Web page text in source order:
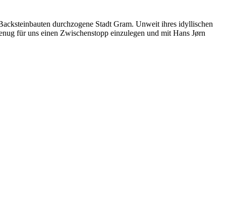
durchzogene Stadt Gram. Unweit ihres idyllischen
für uns einen Zwischenstopp einzulegen und mit Hans Jørn